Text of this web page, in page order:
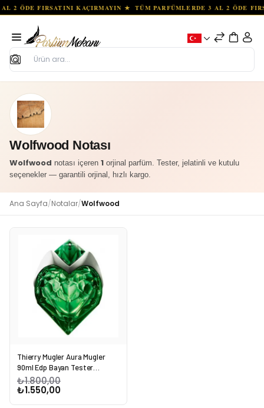
Ara
Wolfwood Notası
Wolfwood notası içeren 1 orjinal parfüm. Tester, jelatinli ve kutulu
seçenekler — garantili orjinal, hızlı kargo.
Ana Sayfa/Notalar/Wolfwood
Thierry Mugler Aura Mugler
90ml Edp Bayan Tester
Parfüm
₺1.800,00
₺1.550,00